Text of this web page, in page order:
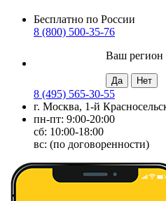
Бесплатно по России
8 (800) 500-35-76
Ваш регион
8 (495) 565-30-55
г. Москва, 1-й
пн-пт: 9:00-20:00
сб: 10:00-18:00
вс: (по договоренности)